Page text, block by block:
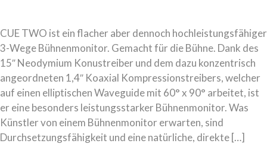
CUE TWO ist ein flacher aber dennoch hochleistungsfähiger
3-Wege Bühnenmonitor. Gemacht für die Bühne. Dank des
15″ Neodymium Konustreiber und dem dazu konzentrisch
angeordneten 1,4″ Koaxial Kompressionstreibers, welcher
auf einen elliptischen Waveguide mit 60° x 90° arbeitet, ist
er eine besonders leistungsstarker Bühnenmonitor. Was
Künstler von einem Bühnenmonitor erwarten, sind
Durchsetzungsfähigkeit und eine natürliche, direkte […]